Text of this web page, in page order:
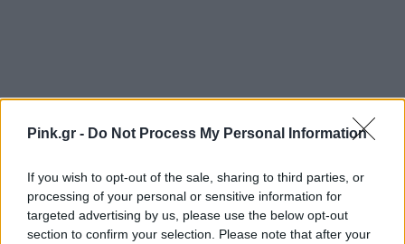
Pink.gr - Do Not Process My Personal Information
If you wish to opt-out of the sale, sharing to third parties, or
processing of your personal or sensitive information for
targeted advertising by us, please use the below opt-out
section to confirm your selection. Please note that after your